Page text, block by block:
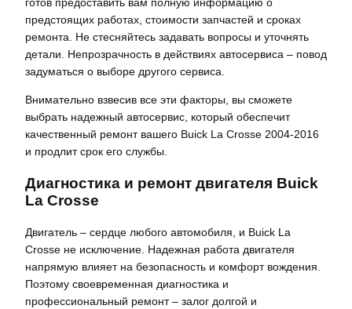
готов предоставить вам полную информацию о
предстоящих работах, стоимости запчастей и сроках
ремонта. Не стесняйтесь задавать вопросы и уточнять
детали. Непрозрачность в действиях автосервиса – повод
задуматься о выборе другого сервиса.
Внимательно взвесив все эти факторы, вы сможете
выбрать надежный автосервис, который обеспечит
качественный ремонт вашего Buick La Crosse 2004-2016
и продлит срок его службы.
Диагностика и ремонт двигателя Buick
La Crosse
Двигатель – сердце любого автомобиля, и Buick La
Crosse не исключение. Надежная работа двигателя
напрямую влияет на безопасность и комфорт вождения.
Поэтому своевременная диагностика и
профессиональный ремонт – залог долгой и